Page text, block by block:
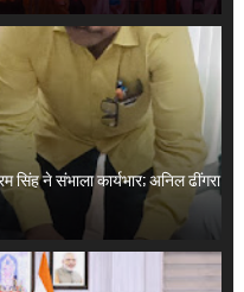
ने संभाला कार्यभार; अनिल ढींगरा